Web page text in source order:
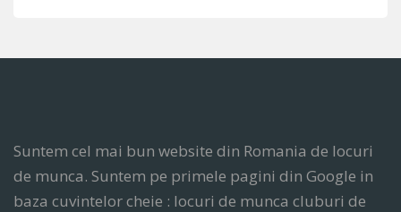
Suntem cel mai bun website din Romania de locuri
de munca. Suntem pe primele pagini din Google in
baza cuvintelor cheie : locuri de munca cluburi de